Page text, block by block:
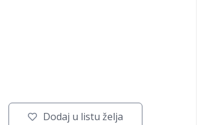
Dodaj u listu želja